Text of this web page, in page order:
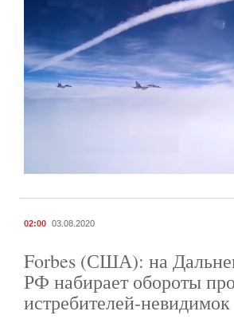
02:00 03.08.2020
Forbes (США): на
РФ набирает обороты
истребителей-невидимок